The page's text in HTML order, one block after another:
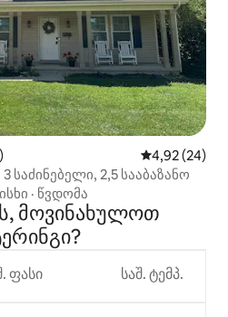
საშუალო
4,92 (24)
2,5 სააბაზანო
· წვდომა
მოვინახულოთ
ფასი საშ. ტემპ.